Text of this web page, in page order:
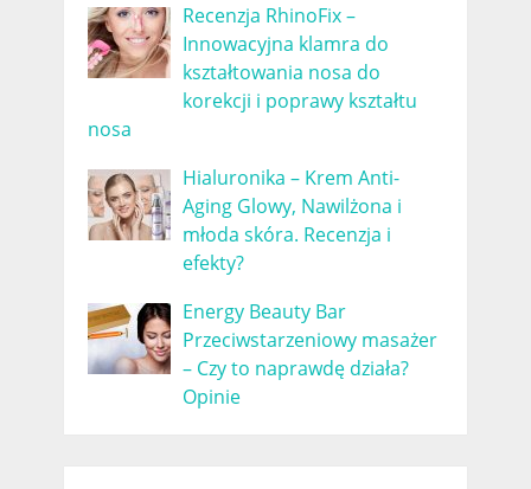
Recenzja RhinoFix –
Innowacyjna klamra do
kształtowania nosa do
korekcji i poprawy kształtu
nosa
Hialuronika – Krem Anti-
Aging Glowy, Nawilżona i
młoda skóra. Recenzja i
efekty?
Energy Beauty Bar
Przeciwstarzeniowy masażer
– Czy to naprawdę działa?
Opinie